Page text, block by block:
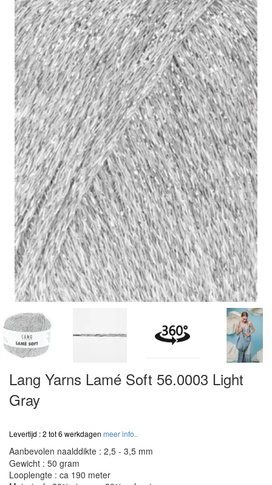
Lang Yarns Lamé Soft 56.0003 Light
Gray
Levertijd : 2 tot 6 werkdagen meer info..
Aanbevolen naalddikte : 2,5 - 3,5 mm
Gewicht : 50 gram
Looplengte : ca 190 meter